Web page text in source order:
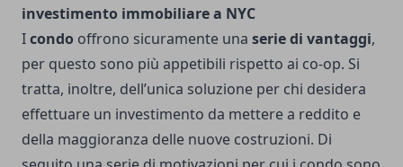
investimento immobiliare a NYC
Icondo offrono sicuramente una serie di vantaggi,
per questo sono più appetibili rispetto ai co-op. Si
tratta, inoltre, dell’unica soluzione per chi desidera
effettuare un investimento da mettere a reddito e
della maggioranza delle nuove costruzioni. Di